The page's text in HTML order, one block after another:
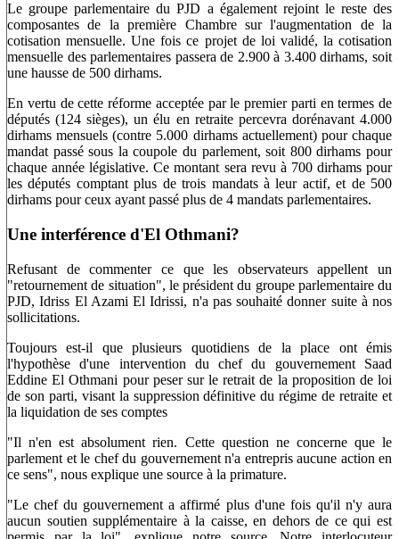
Le groupe parlementaire du PJD a également rejoint le reste des
composantes de la première Chambre sur l'augmentation de la
cotisation mensuelle. Une fois ce projet de loi validé, la cotisation
mensuelle des parlementaires passera de 2.900 à 3.400 dirhams, soit
une hausse de 500 dirhams.
En vertu de cette réforme acceptée par le premier parti en termes de
députés (124 sièges), un élu en retraite percevra dorénavant 4.000
dirhams mensuels (contre 5.000 dirhams actuellement) pour chaque
mandat passé sous la coupole du parlement, soit 800 dirhams pour
chaque année législative. Ce montant sera revu à 700 dirhams pour
les députés comptant plus de trois mandats à leur actif, et de 500
dirhams pour ceux ayant passé plus de 4 mandats parlementaires.
Une interférence d'El Othmani?
Refusant de commenter ce que les observateurs appellent un
"retournement de situation", le président du groupe parlementaire du
PJD, Idriss El Azami El Idrissi, n'a pas souhaité donner suite à nos
sollicitations.
Toujours est-il que plusieurs quotidiens de la place ont émis
l'hypothèse d'une intervention du chef du gouvernement Saad
Eddine El Othmani pour peser sur le retrait de la proposition de loi
de son parti, visant la suppression définitive du régime de retraite et
la liquidation de ses comptes
"Il n'en est absolument rien. Cette question ne concerne que le
parlement et le chef du gouvernement n'a entrepris aucune action en
ce sens", nous explique une source à la primature.
"Le chef du gouvernement a affirmé plus d'une fois qu'il n'y aura
aucun soutien supplémentaire à la caisse, en dehors de ce qui est